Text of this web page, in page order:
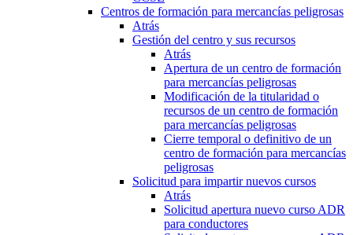
Centros de formación para mercancías peligrosas
Atrás
Gestión del centro y sus recursos
Atrás
Apertura de un centro de formación
para mercancías peligrosas
Modificación de la titularidad o
recursos de un centro de formación
para mercancías peligrosas
Cierre temporal o definitivo de un
centro de formación para mercancías
peligrosas
Solicitud para impartir nuevos cursos
Atrás
Solicitud apertura nuevo curso ADR
para conductores